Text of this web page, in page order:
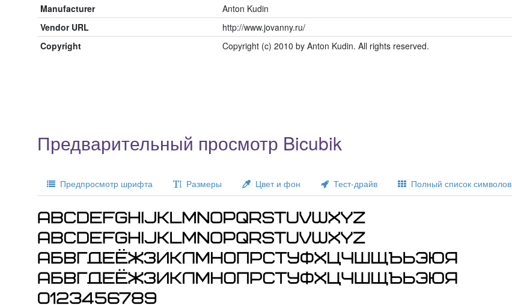
Manufacturer
Anton Kudin
Vendor URL
http://www.jovanny.ru/
Copyright
Copyright (c) 2010 by Anton Kudin. All rights reserved.
Предварительный просмотр Bicubik
Предпросмотр шрифта Размеры Цвет и фон Тест-драйв Полный список символов